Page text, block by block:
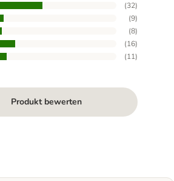
(32)
(9)
(8)
(16)
(11)
Produkt bewerten